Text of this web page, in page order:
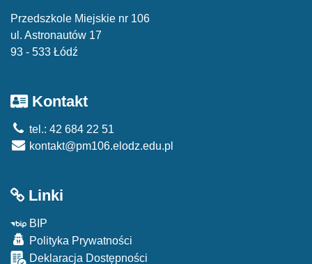
Przedszkole Miejskie nr 106
ul. Astronautów 17
93 - 533 Łódź
Kontakt
tel.: 42 684 22 51
kontakt@pm106.elodz.edu.pl
Linki
BIP
Polityka Prywatności
Deklaracja Dostępności